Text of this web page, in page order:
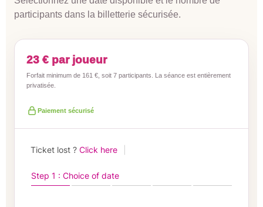
participants dans la billetterie sécurisée.
23 € par joueur
Forfait minimum de 161 €, soit 7 participants. La séance est entièrement
privatisée.
Paiement sécurisé